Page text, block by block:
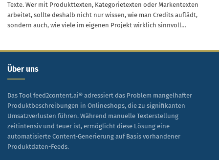
Texte. Wer mit Produkttexten, Kategorietexten oder Markentexten
arbeitet, sollte deshalb nicht nur wissen, wie man Credits auflädt,
sondern auch, wie viele im eigenen Projekt wirklich sinnvoll
Über uns
Das Tool feed2content.ai® adressiert das Problem mangelhafter
Produktbeschreibungen in Onlineshops, die zu signifikanten
Umsatzverlusten führen. Während manuelle Texterstellung
zeitintensiv und teuer ist, ermöglicht diese Lösung eine
automatisierte Content-Generierung auf Basis vorhandener
Produktdaten-Feeds.